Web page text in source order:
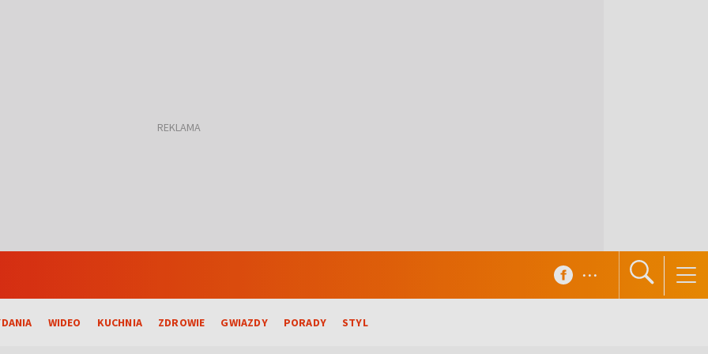
WIDEO KUCHNIA ZDROWIE GWIAZDY PORADY STYL
...